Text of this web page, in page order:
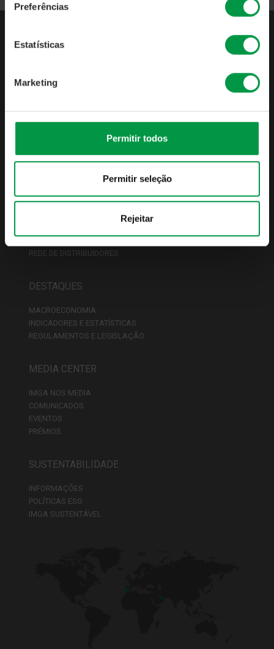
Preferências
Estatísticas
Marketing
Permitir todos
Permitir seleção
Rejeitar
APRESENTAÇÃO
LISTA DE FUNDOS
PREÇÁRIO
REDE DE DISTRIBUIDORES
DESTAQUES
MACROECONOMIA
INDICADORES E ESTATÍSTICAS
REGULAMENTOS E LEGISLAÇÃO
MEDIA CENTER
IMGA NOS MEDIA
COMUNICADOS
EVENTOS
PRÉMIOS
SUSTENTABILIDADE
INFORMAÇÕES
POLÍTICAS ESG
IMGA SUSTENTÁVEL